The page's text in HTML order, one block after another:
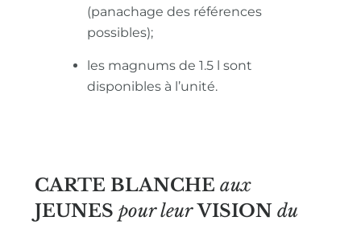
(panachage des références
possibles);
les magnums de 1.5 l sont
disponibles à l’unité.
CARTE BLANCHE aux
JEUNES pour leur VISION du